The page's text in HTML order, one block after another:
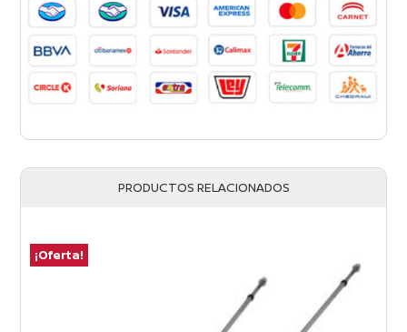
PRODUCTOS RELACIONADOS
¡Oferta!